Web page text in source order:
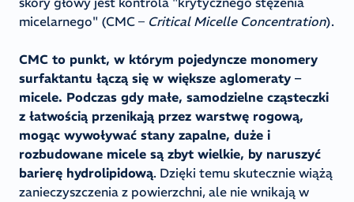
micelarnego" (CMC – Critical Micelle Concentration).
CMC to punkt, w którym pojedyncze monomery
surfaktantu łączą się w większe aglomeraty –
micele. Podczas gdy małe, samodzielne cząsteczki
z łatwością przenikają przez warstwę rogową,
mogąc wywoływać stany zapalne, duże i
rozbudowane micele są zbyt wielkie, by naruszyć
barierę hydrolipidową. Dzięki temu skutecznie wiążą
zanieczyszczenia z powierzchni, ale nie wnikają w